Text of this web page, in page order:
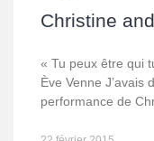
Christine
« Tu peux être qui
Ève Venne J’avais
performance de